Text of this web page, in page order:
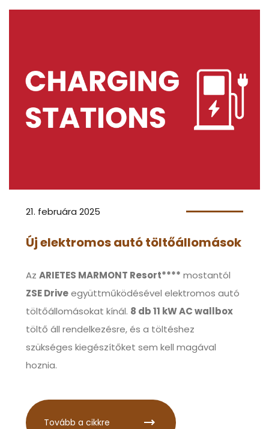
21. februára 2025
Új elektromos autó töltőállomások
Az ARIETES MARMONT Resort**** mostantól
ZSE Driveegyüttműködésével elektromos autó
töltőállomásokat kínál. 8 db 11 kW AC wallbox
töltő áll rendelkezésre, és a töltéshez
szükséges kiegészítőket sem kell magával
hoznia.
Tovább a cikkre